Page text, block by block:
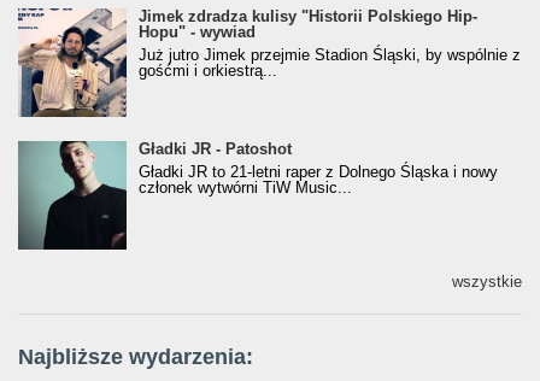
Jimek zdradza kulisy "Historii Polskiego Hip-
Hopu" - wywiad
Jimek zdradza kulisy "Historii Polskiego Hip-
Hopu" - wywiad
Już jutro Jimek przejmie Stadion Śląski, by wspólnie z
gośćmi i orkiestrą...
Gładki JR - Patoshot
Gładki JR - Patoshot
Gładki JR to 21-letni raper z Dolnego Śląska i nowy
członek wytwórni TiW Music...
wszystkie
Najbliższe wydarzenia: